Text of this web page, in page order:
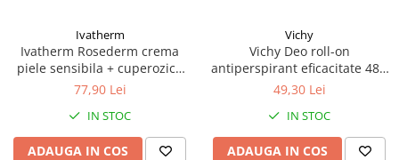
Ivatherm
Ivatherm Rosederm crema
piele sensibila + cuperozica
SPF30 40ml Zephyr Labs
77,90 Lei
IN STOC
ADAUGA IN COS
Vichy
Vichy Deo roll-on
antiperspirant eficacitate 48h
cu parfum 50ml Zephyr Labs
49,30 Lei
IN STOC
ADAUGA IN COS